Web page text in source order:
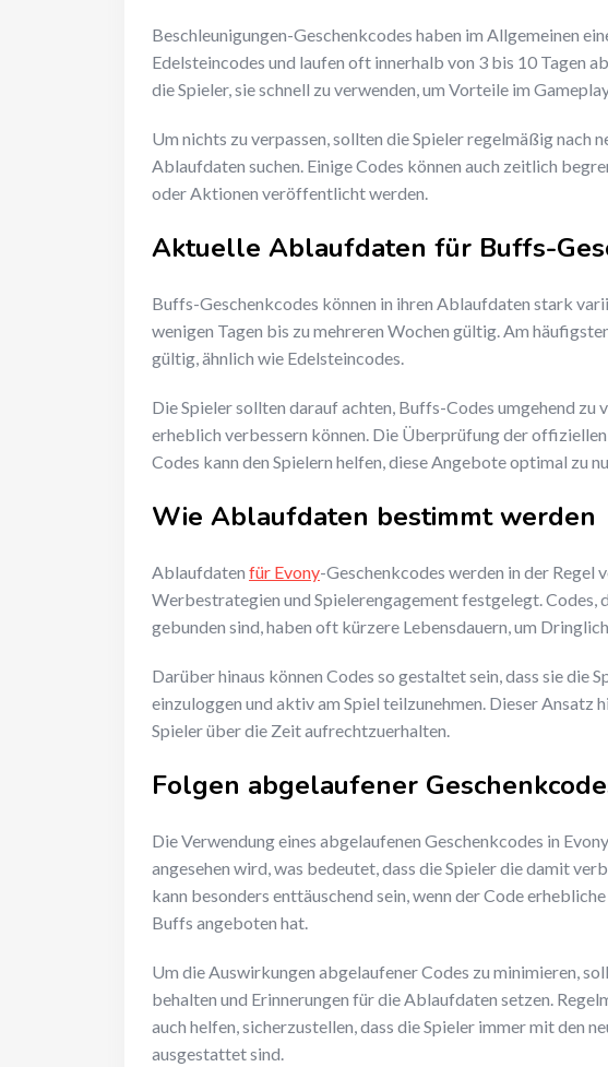
Beschleunigungen-Geschenkcodes haben im Allgemeinen
Edelsteincodes und laufen oft innerhalb von 3 bis 10 Tagen
die Spieler, sie schnell zu verwenden, um Vorteile im
Um nichts zu verpassen, sollten die Spieler regelmäßig nach
Ablaufdaten suchen. Einige Codes können auch zeitlich
oder Aktionen veröffentlicht werden.
Aktuelle Ablaufdaten für Buffs-
Buffs-Geschenkcodes können in ihren Ablaufdaten stark
wenigen Tagen bis zu mehreren Wochen gültig. Am
gültig, ähnlich wie Edelsteincodes.
Die Spieler sollten darauf achten, Buffs-Codes umgehend zu
erheblich verbessern können. Die Überprüfung der
Codes kann den Spielern helfen, diese Angebote optimal zu
Wie Ablaufdaten bestimmt werden
Ablaufdaten für Evony-Geschenkcodes werden in der Regel
Werbestrategien und Spielerengagement festgelegt. Codes,
gebunden sind, haben oft kürzere Lebensdauern, um
Darüber hinaus können Codes so gestaltet sein, dass sie die
einzuloggen und aktiv am Spiel teilzunehmen. Dieser Ansatz
Spieler über die Zeit aufrechtzuerhalten.
Folgen abgelaufener
Die Verwendung eines abgelaufenen Geschenkcodes in
angesehen wird, was bedeutet, dass die Spieler die damit
kann besonders enttäuschend sein, wenn der Code
Buffs angeboten hat.
Um die Auswirkungen abgelaufener Codes zu minimieren,
behalten und Erinnerungen für die Ablaufdaten setzen.
auch helfen, sicherzustellen, dass die Spieler immer mit den
ausgestattet sind.